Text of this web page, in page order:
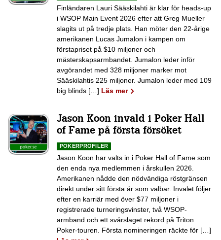
Finländaren Lauri Sääskilahti är klar för heads-up
i WSOP Main Event 2026 efter att Greg Mueller
slagits ut på tredje plats. Han möter den 22-årige
amerikanen Lucas Jumalon i kampen om
förstapriset på $10 miljoner och
mästerskapsarmbandet. Jumalon leder inför
avgörandet med 328 miljoner marker mot
Sääskilahtis 225 miljoner. Jumalon leder med 109
big blinds […] Läs mer
Jason Koon invald i Poker Hall
of Fame på första försöket
POKERPROFILER
Jason Koon har valts in i Poker Hall of Fame som
den enda nya medlemmen i årskullen 2026.
Amerikanen nådde den nödvändiga röstgränsen
direkt under sitt första år som valbar. Invalet följer
efter en karriär med över $77 miljoner i
registrerade turneringsvinster, två WSOP-
armband och ett svårslaget rekord på Triton
Poker-touren. Första nomineringen räckte för […]